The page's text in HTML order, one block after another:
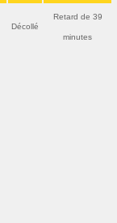
Décollé
Retard de 39
minutes